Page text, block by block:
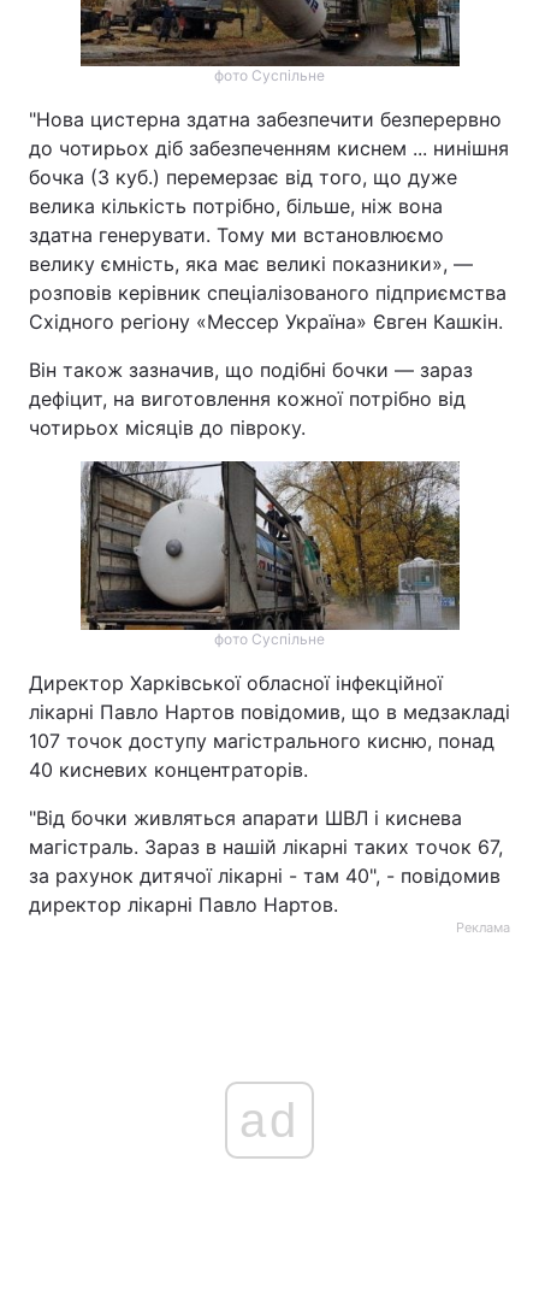
Тема оформлення
фото Суспільне
"Нова цистерна здатна забезпечити безперервно
до чотирьох діб забезпеченням киснем ... нинішня
бочка (3 куб.) перемерзає від того, що дуже
велика кількість потрібно, більше, ніж вона
здатна генерувати. Тому ми встановлюємо
велику ємність, яка має великі показники», —
розповів керівник спеціалізованого підприємства
Східного регіону «Мессер Україна» Євген Кашкін.
Він також зазначив, що подібні бочки — зараз
дефіцит, на виготовлення кожної потрібно від
чотирьох місяців до півроку.
фото Суспільне
Директор Харківської обласної інфекційної
лікарні Павло Нартов повідомив, що в медзакладі
107 точок доступу магістрального кисню, понад
40 кисневих концентраторів.
"Від бочки живляться апарати ШВЛ і киснева
магістраль. Зараз в нашій лікарні таких точок 67,
за рахунок дитячої лікарні - там 40", - повідомив
директор лікарні Павло Нартов.
Реклама
ad